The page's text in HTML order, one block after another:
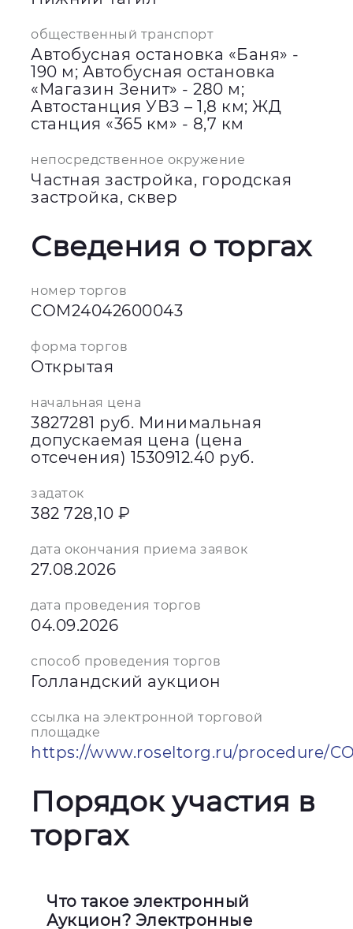
общественный транспорт
Автобусная остановка «Баня» -
190 м; Автобусная остановка
«Магазин Зенит» - 280 м;
Автостанция УВЗ – 1,8 км; ЖД
станция «365 км» - 8,7 км
непосредственное окружение
Частная застройка, городская
застройка, сквер
Сведения о торгах
номер торгов
COM24042600043
форма торгов
Открытая
начальная цена
3827281 руб. Минимальная
допускаемая цена (цена
отсечения) 1530912.40 руб.
задаток
382 728,10 ₽
дата окончания приема заявок
27.08.2026
дата проведения торгов
04.09.2026
способ проведения торгов
Голландский аукцион
ссылка на электронной торговой
площадке
https://www.roseltorg.ru/procedure/
Порядок участия в
торгах
Что такое электронный
Аукцион? Электронные